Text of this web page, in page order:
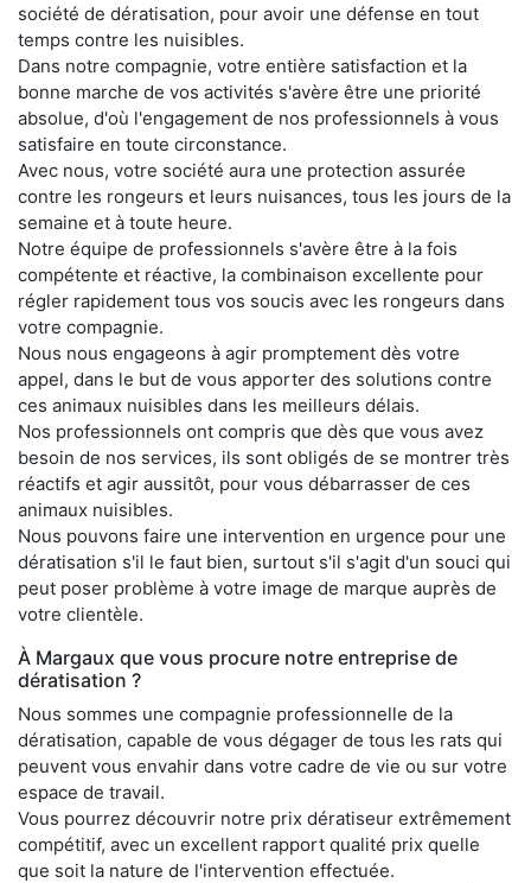
société de dératisation, pour avoir une défense en tout
temps contre les nuisibles.
Dans notre compagnie, votre entière satisfaction et la
bonne marche de vos activités s'avère être une priorité
absolue, d'où l'engagement de nos professionnels à vous
satisfaire en toute circonstance.
Avec nous, votre société aura une protection assurée
contre les rongeurs et leurs nuisances, tous les jours de la
semaine et à toute heure.
Notre équipe de professionnels s'avère être à la fois
compétente et réactive, la combinaison excellente pour
régler rapidement tous vos soucis avec les rongeurs dans
votre compagnie.
Nous nous engageons à agir promptement dès votre
appel, dans le but de vous apporter des solutions contre
ces animaux nuisibles dans les meilleurs délais.
Nos professionnels ont compris que dès que vous avez
besoin de nos services, ils sont obligés de se montrer très
réactifs et agir aussitôt, pour vous débarrasser de ces
animaux nuisibles.
Nous pouvons faire une intervention en urgence pour une
dératisation s'il le faut bien, surtout s'il s'agit d'un souci qui
peut poser problème à votre image de marque auprès de
votre clientèle.
À Margaux que vous procure notre entreprise de
dératisation ?
Nous sommes une compagnie professionnelle de la
dératisation, capable de vous dégager de tous les rats qui
peuvent vous envahir dans votre cadre de vie ou sur votre
espace de travail.
Vous pourrez découvrir notre prix dératiseur extrêmement
compétitif, avec un excellent rapport qualité prix quelle
que soit la nature de l'intervention effectuée.